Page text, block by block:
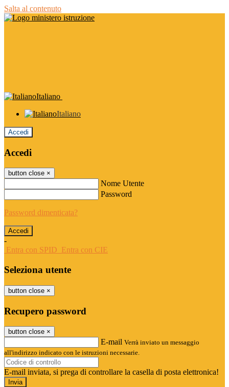
Salta al contenuto
Italiano
Italiano
Accedi
Accedi
button close ×
Nome Utente
Password
Password dimenticata?
-
Entra con SPID Entra con CIE
Seleziona utente
button close ×
Recupero password
button close ×
E-mail Verrà inviato un messaggio
all'indirizzo indicato con le istruzioni necessarie.
E-mail inviata, si prega di controllare la casella di posta elettronica!